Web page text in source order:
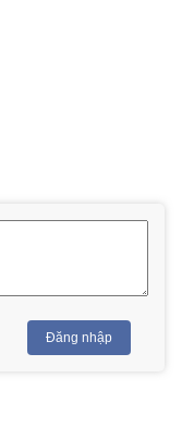
Đăng nhập